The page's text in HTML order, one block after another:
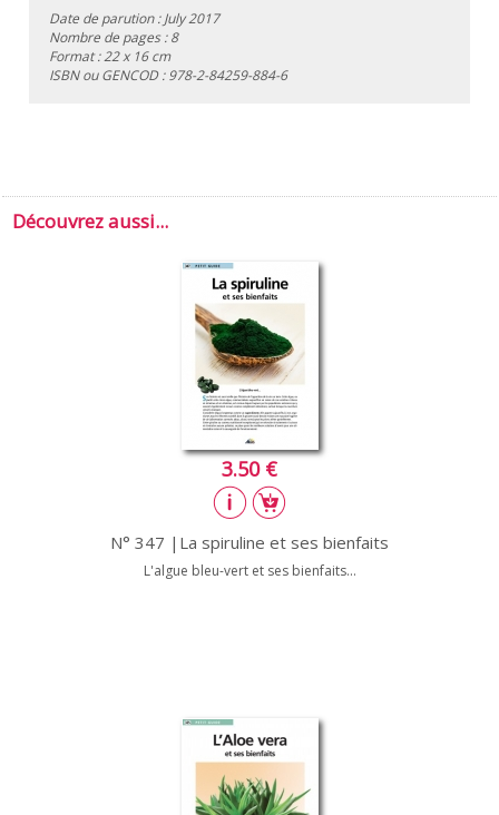
Date de parution : July 2017
Nombre de pages : 8
Format : 22 x 16 cm
ISBN ou GENCOD :978-2-84259-884-6
Découvrez aussi...
3.50 €
N° 347 |La spiruline et ses bienfaits
L'algue bleu-vert et ses bienfaits...